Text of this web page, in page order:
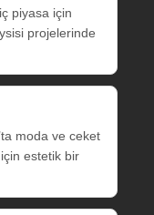
piyasa için
projelerinde
moda ve ceket
estetik bir